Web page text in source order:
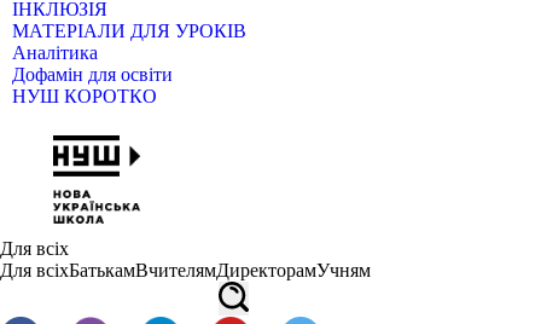
ІНКЛЮЗІЯ
МАТЕРІАЛИ ДЛЯ УРОКІВ
Аналітика
Дофамін для освіти
НУШ КОРОТКО
Для всіх
Для всіхБатькамВчителямДиректорамУчням